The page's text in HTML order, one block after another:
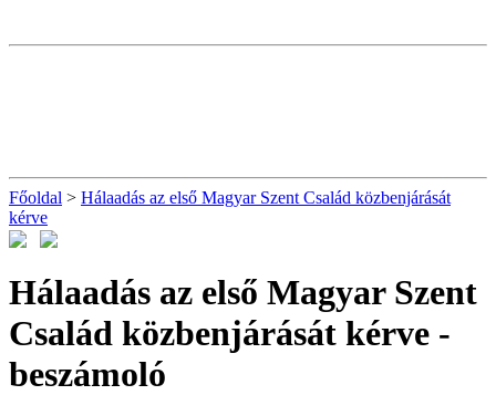
Főoldal > Hálaadás az első Magyar Szent Család közbenjárását
kérve
Hálaadás az első Magyar Szent
Család közbenjárását kérve -
beszámoló